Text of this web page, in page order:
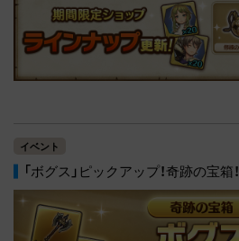
イベント
「ボグス」ピックアップ！奇跡の宝箱！